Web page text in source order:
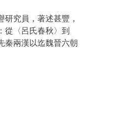
究員，著述甚豐，
從〈呂氏春秋〉到
秦兩漢以迄魏晉六朝